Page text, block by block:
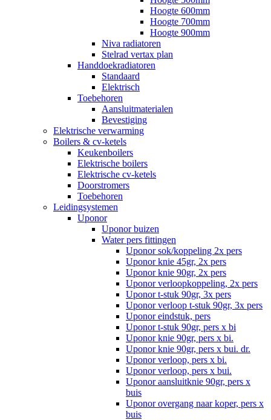
Hoogte 600mm
Hoogte 700mm
Hoogte 900mm
Niva radiatoren
Stelrad vertax plan
Handdoekradiatoren
Standaard
Elektrisch
Toebehoren
Aansluitmaterialen
Bevestiging
Elektrische verwarming
Boilers & cv-ketels
Keukenboilers
Elektrische boilers
Elektrische cv-ketels
Doorstromers
Toebehoren
Leidingsystemen
Uponor
Uponor buizen
Water pers fittingen
Uponor sok/koppeling 2x pers
Uponor knie 45gr, 2x pers
Uponor knie 90gr, 2x pers
Uponor verloopkoppeling, 2x pers
Uponor t-stuk 90gr, 3x pers
Uponor verloop t-stuk 90gr, 3x pers
Uponor eindstuk, pers
Uponor t-stuk 90gr, pers x bi
Uponor knie 90gr, pers x bi.
Uponor knie 90gr, pers x bui. dr.
Uponor verloop, pers x bi.
Uponor verloop, pers x bui.
Uponor aansluitknie 90gr, pers x
buis
Uponor overgang naar koper, pers x
buis